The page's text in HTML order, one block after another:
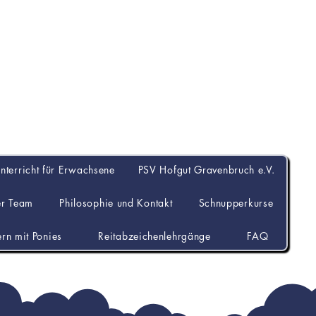
für Erwachsene PSV Hofgut Gravenbruch e.V.
Team Philosophie und Kontakt Schnupperkurse
mit Ponies Reitabzeichenlehrgänge FAQ